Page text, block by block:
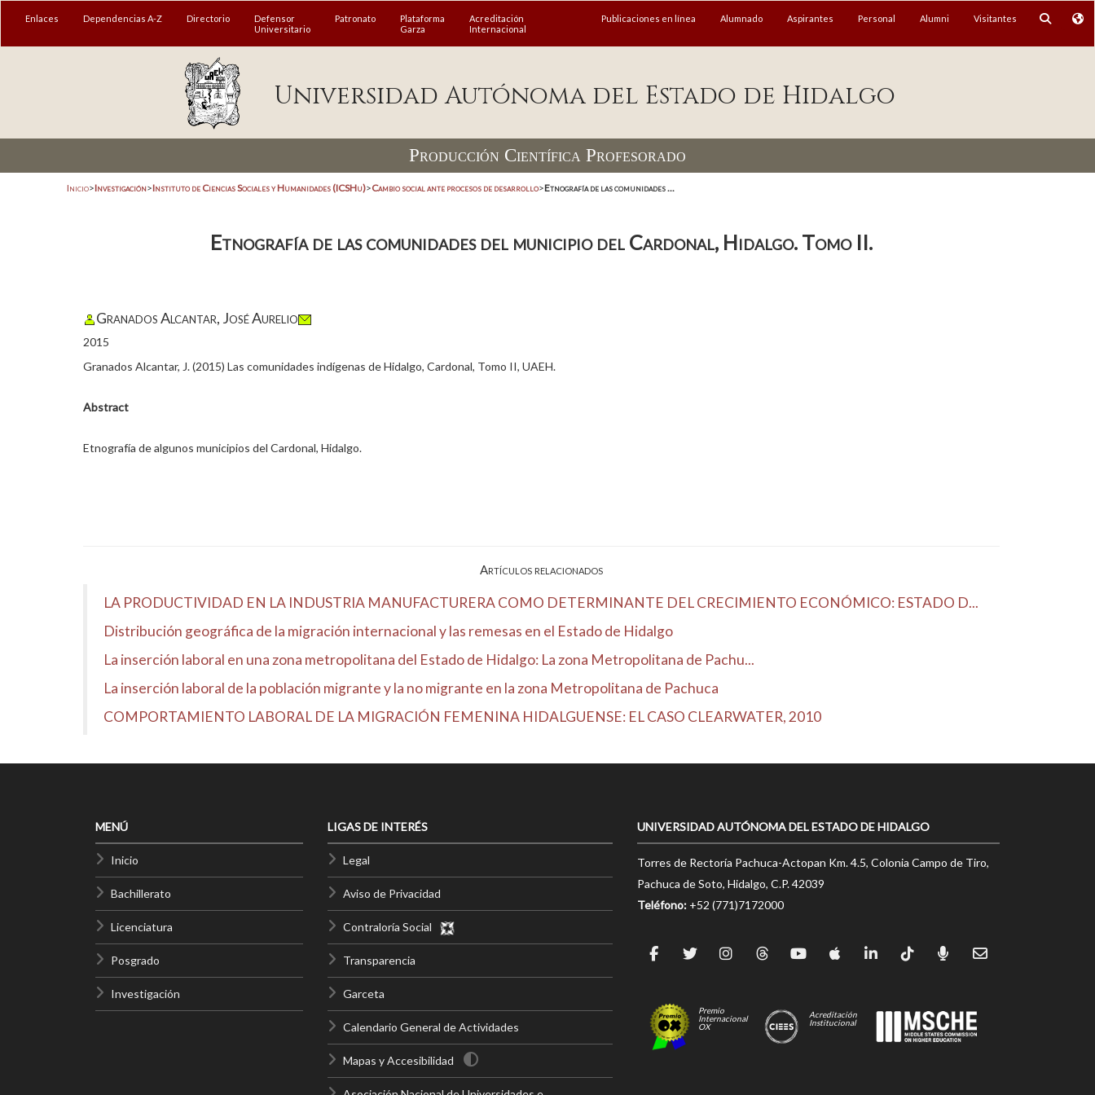
Enlaces Dependencias A-Z Directorio
Defensor
Universitario
Patronato
Plataforma
Garza
Acreditación
Internacional
Publicaciones en línea Alumnado Aspirantes Personal Alumni Visitantes
Universidad Autónoma del Estado de Hidalgo
Producción Científica Profesorado
Inicio>Investigación>Instituto de Ciencias Sociales y Humanidades (ICSHu)>Cambio social ante procesos de desarrollo>Etnografía de las comunidades ...
Etnografía de las comunidades del municipio del Cardonal, Hidalgo. Tomo II.
Granados Alcantar, José Aurelio
2015
Granados Alcantar, J. (2015) Las comunidades indígenas de Hidalgo, Cardonal, Tomo II, UAEH.
Abstract
Etnografía de algunos municipios del Cardonal, Hidalgo.
Artículos relacionados
LA PRODUCTIVIDAD EN LA INDUSTRIA MANUFACTURERA COMO DETERMINANTE DEL CRECIMIENTO ECONÓMICO: ESTADO D...
Distribución geográfica de la migración internacional y las remesas en el Estado de Hidalgo
La inserción laboral en una zona metropolitana del Estado de Hidalgo: La zona Metropolitana de Pachu...
La inserción laboral de la población migrante y la no migrante en la zona Metropolitana de Pachuca
COMPORTAMIENTO LABORAL DE LA MIGRACIÓN FEMENINA HIDALGUENSE: EL CASO CLEARWATER, 2010
MENÚ
Inicio
Bachillerato
Licenciatura
Posgrado
Investigación
LIGAS DE INTERÉS
Legal
Aviso de Privacidad
Contraloría Social
Transparencia
Garceta
Calendario General de Actividades
Mapas y Accesibilidad
UNIVERSIDAD AUTÓNOMA DEL ESTADO DE HIDALGO
Torres de Rectoría Pachuca-Actopan Km. 4.5, Colonia Campo de Tiro,
Pachuca de Soto, Hidalgo, C.P. 42039
Teléfono: +52 (771)7172000
Premio
Internacional
OX
Acreditación
Institucional